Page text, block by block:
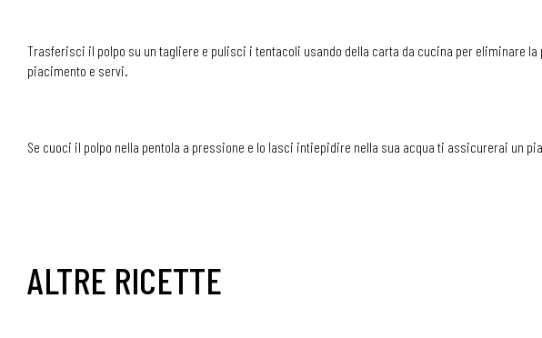
Trasferisci il polpo su un tagliere e pulisci i tentacoli usando della carta da cucina per eliminare
piacimento e servi.
Se cuoci il polpo nella pentola a pressione e lo lasci intiepidire nella sua acqua ti assicurerai un
ALTRE RICETTE